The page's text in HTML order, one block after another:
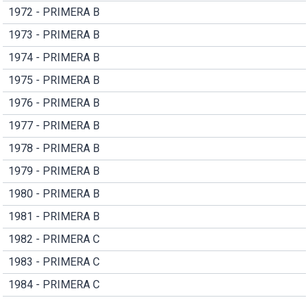
1972 - PRIMERA B
1973 - PRIMERA B
1974 - PRIMERA B
1975 - PRIMERA B
1976 - PRIMERA B
1977 - PRIMERA B
1978 - PRIMERA B
1979 - PRIMERA B
1980 - PRIMERA B
1981 - PRIMERA B
1982 - PRIMERA C
1983 - PRIMERA C
1984 - PRIMERA C